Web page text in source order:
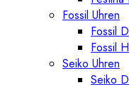
Fossil Uhren
Fossil
Fossil
Seiko Uhren
Seiko